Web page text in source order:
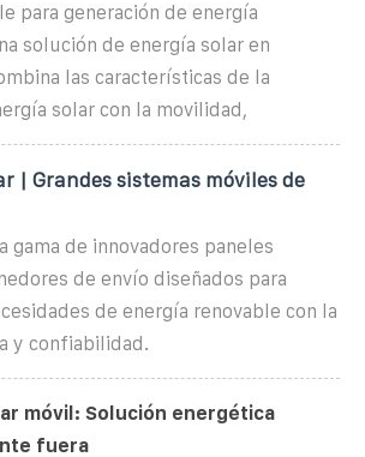
para generación de energía
solución de energía solar en
las características de la
solar con la movilidad,
| Grandes sistemas móviles de
gama de innovadores paneles
de envío diseñados para
de energía renovable con la
y confiabilidad.
móvil: Solución energética
fuera